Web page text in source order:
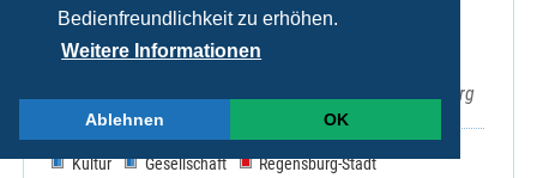
Bedienfreundlichkeit zu erhöhen.
Weitere Informationen
Ablehnen OK
Ramwoldkrypta.
Sa 08.08.2026, 15:00 Uhr
EmmeramForum, Emmeramsplatz 3, 93047 Regensburg
Kultur Gesellschaft Regensburg-Stadt